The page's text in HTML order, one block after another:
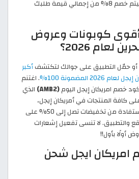
على "تطبيق"، وسيتم خصم 8% من إجمالي قيمة طلبك
كوبونات وعروض
لعام 2026؟
حمّل التطبيق على جوالك لتكتشفأكبر
المضمونة 100%
. اغتنم
خصم امريكان إيجل اليوم(AMB2)
الذي
بنسبة 8% على كافة المنتجات في أمريكان إيجل،
بالإضافة لذلك، يمكنك الاستفادة من تخفيضات تصل إلى 50% على
والتطبيق. لا تنسى تفعيل إشعارات
أولًا بأول!!
ايجل شحن